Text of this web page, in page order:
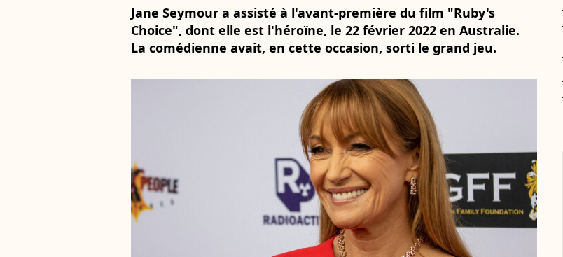
Jane Seymour a assisté à l'avant-première du film "Ruby's
Choice", dont elle est l'héroïne, le 22 février 2022 en Australie.
La comédienne avait, en cette occasion, sorti le grand jeu.